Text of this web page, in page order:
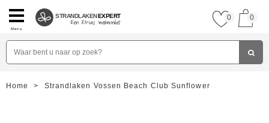
Menu
STRANDLAKENEXPERT 0 0
Home > Strandlaken Vossen Beach Club Sunflower